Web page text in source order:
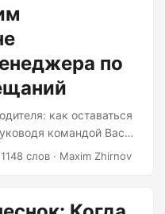
по
как оставаться
командой Вас
вы технический
Затем,
слов · Maxim Zhirnov